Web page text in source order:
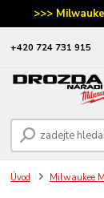
>>>
‭+420 724 731 915
Úvod Milwaukee